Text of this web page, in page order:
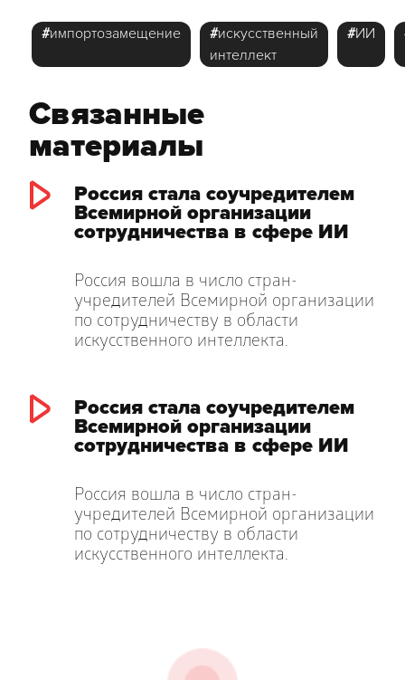
#импортозамещение #искусственный
интеллект
#ИИ
Связанные
материалы
Россия стала соучредителем
Всемирной организации
сотрудничества в сфере ИИ
Россия вошла в число стран-
учредителей Всемирной организации
по сотрудничеству в области
искусственного интеллекта.
Россия стала соучредителем
Всемирной организации
сотрудничества в сфере ИИ
Россия вошла в число стран-
учредителей Всемирной организации
по сотрудничеству в области
искусственного интеллекта.